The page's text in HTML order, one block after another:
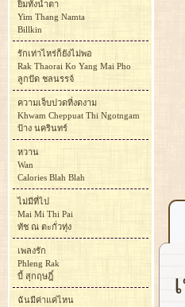
ยิ้มทั้งน้ำตา
Yim Thang Namta
Billkin
รักเท่าไหร่ก็ยังไม่พอ
Rak Thaorai Ko Yang Mai Pho
ลูกปัด ชลนรรจ์
ความเจ็บปวดที่งดงาม
Khwam Cheppuat Thi Ngotngam
ป้าง นครินทร์
หวาน
Wan
Calories Blah Blah
ไม่มีที่ไป
Mai Mi Thi Pai
ทัช ณ ตะกั่วทุ่ง
เพลงรัก
Phleng Rak
บี้ สุกฤษฎิ์
ฉันมีค่าแค่ไหน